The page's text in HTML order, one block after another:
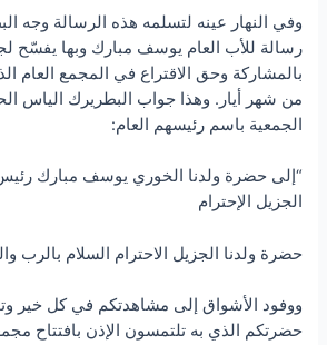
وفي النهار عينه لتسلمه هذه الرسالة وجه
رسالة للأب العام يوسف مبارك وبها يفسّح
بالمشاركة وحق الاقتراع في المجمع العام
من شهر أيار. وهذا جواب البطريرك الياس
الجمعية باسم رئيسهم العام:
“إلى حضرة ولدنا الخوري يوسف مبارك
الجزيل الإحترام
حضرة ولدنا الجزيل الاحترام السلام بالرب
ووفود الأشواق إلى مشاهدتكم في كل خير
حضرتكم الذي به تلتمسون الإذن بافتتاح